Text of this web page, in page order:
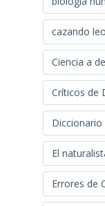
cazando
Ciencia a
Críticos de
El
Errores de